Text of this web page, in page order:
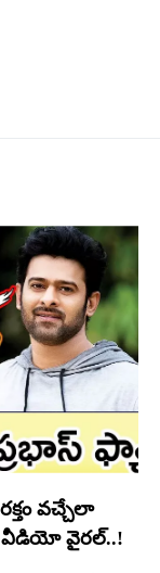
వచ్చేలా
వీడియో వైరల్..!